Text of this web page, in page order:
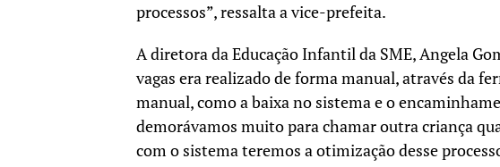
processos”, ressalta a vice-prefeita.
A diretora da Educação Infantil da SME, Angela
vagas era realizado de forma manual, através da
manual, como a baixa no sistema e o
demorávamos muito para chamar outra criança
com o sistema teremos a otimização desse